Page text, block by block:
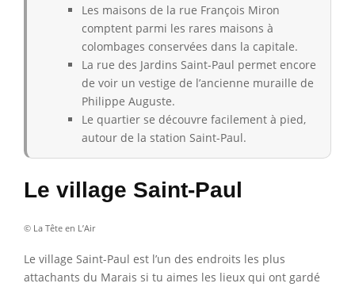
Les maisons de la rue François Miron
comptent parmi les rares maisons à
colombages conservées dans la capitale.
La rue des Jardins Saint-Paul permet encore
de voir un vestige de l’ancienne muraille de
Philippe Auguste.
Le quartier se découvre facilement à pied,
autour de la station Saint-Paul.
Le village Saint-Paul
© La Tête en L’Air
Le village Saint-Paul est l’un des endroits les plus
attachants du Marais si tu aimes les lieux qui ont gardé